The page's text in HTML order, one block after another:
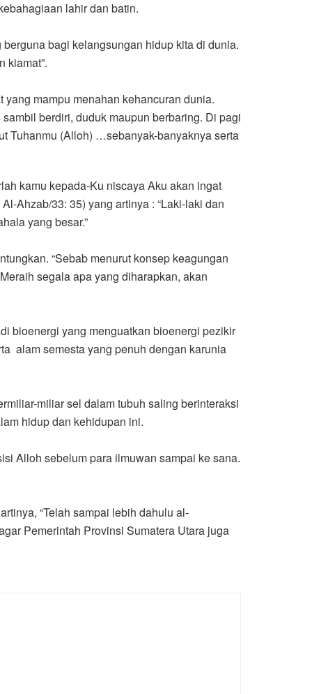
lahir dan batin.
bagi kelangsungan hidup kita di dunia.
kiamat”.
mampu menahan kehancuran dunia.
berdiri, duduk maupun berbaring. Di pagi
Tuhanmu (Alloh) …sebanyak-banyaknya serta
kamu kepada-Ku niscaya Aku akan ingat
Ahzab/33: 35) yang artinya : “Laki-laki dan
yang besar.”
“Sebab menurut konsep keagungan
segala apa yang diharapkan, akan
bioenergi yang menguatkan bioenergi pezikir
alam semesta yang penuh dengan karunia
miliar sel dalam tubuh saling berinteraksi
hidup dan kehidupan ini.
Alloh sebelum para ilmuwan sampai ke sana.
“Telah sampai lebih dahulu al-
Pemerintah Provinsi Sumatera Utara juga